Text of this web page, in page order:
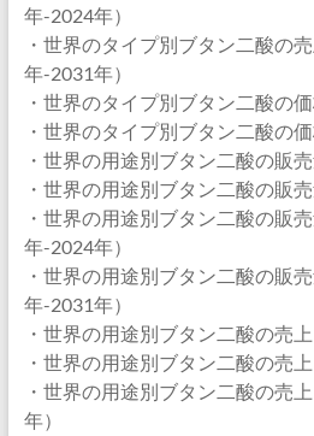
年-2024年）
・世界のタイプ別ブタン二酸の
年-2031年）
・世界のタイプ別ブタン二酸の
・世界のタイプ別ブタン二酸の
・世界の用途別ブタン二酸の販
・世界の用途別ブタン二酸の販
・世界の用途別ブタン二酸の販
年-2024年）
・世界の用途別ブタン二酸の販
年-2031年）
・世界の用途別ブタン二酸の売
・世界の用途別ブタン二酸の売
・世界の用途別ブタン二酸の売
年）